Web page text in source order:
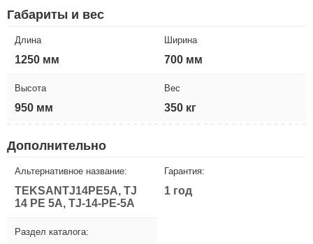
Габариты и вес
Длина
1250 мм
Ширина
700 мм
Высота
950 мм
Вес
350 кг
Дополнительно
Альтернативное название:
TEKSANTJ14PE5A, TJ
14 PE 5A, TJ-14-PE-5A
Гарантия:
1 год
Раздел каталога: